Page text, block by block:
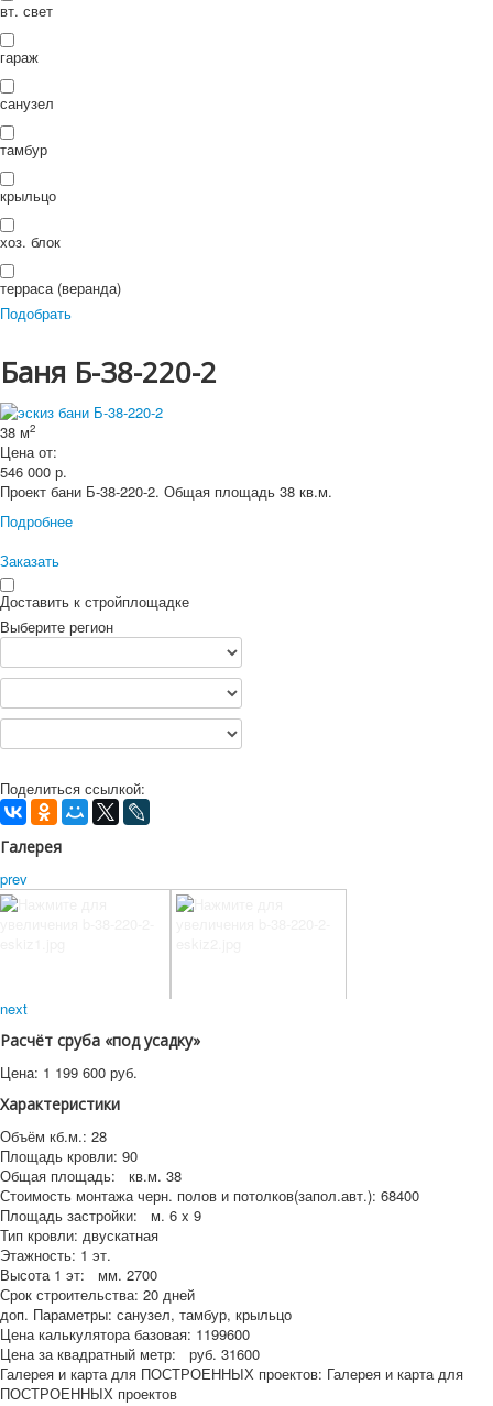
П
ои
ск
вт. свет
гараж
санузел
тамбур
крыльцо
хоз. блок
терраса (веранда)
Подобрать
Баня Б-38-220-2
38 м2
Цена от:
546 000 р.
Проект бани Б-38-220-2. Общая площадь 38 кв.м.
Подробнее
Заказать
Доставить к стройплощадке
Выберите регион
Поделиться ссылкой:
Галерея
prev
next
Расчёт сруба «под усадку»
Цена: 1 199 600 руб.
Характеристики
Объём кб.м.: 28
Площадь кровли: 90
Общая площадь:
кв.м. 38
Стоимость монтажа черн. полов и потолков(запол.авт.): 68400
Площадь застройки:
м. 6 x 9
Тип кровли: двускатная
Этажность: 1 эт.
Высота 1 эт:
мм. 2700
Срок строительства: 20 дней
доп. Параметры: санузел, тамбур, крыльцо
Цена калькулятора базовая: 1199600
Цена за квадратный метр:
руб. 31600
Галерея и карта для ПОСТРОЕННЫХ проектов: Галерея и карта для
ПОСТРОЕННЫХ проектов